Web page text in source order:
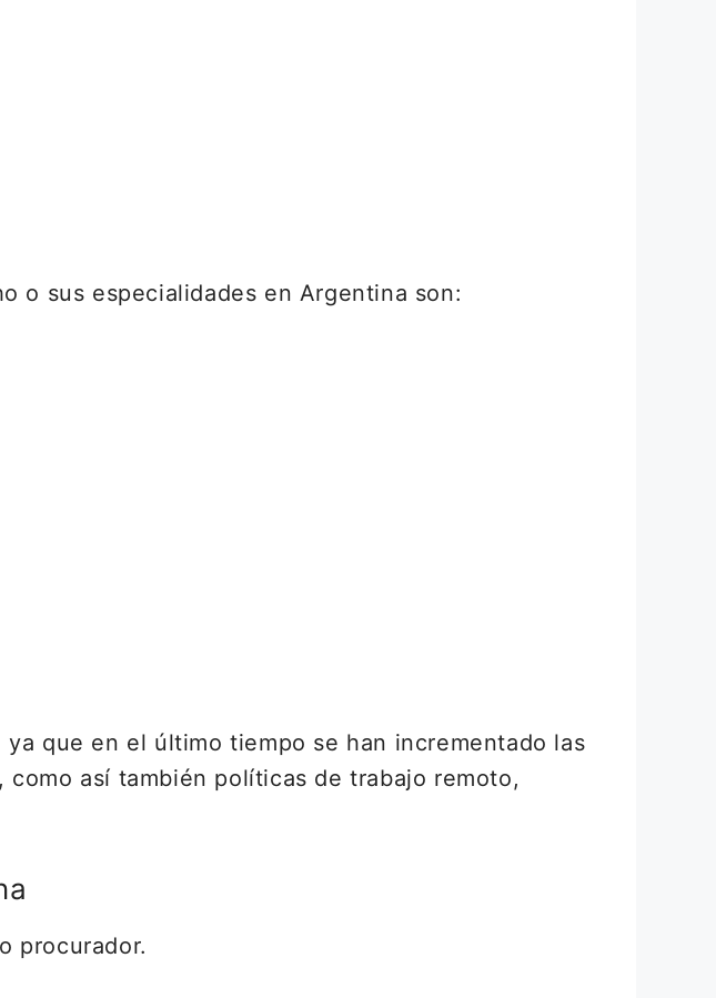
o sus especialidades en Argentina son:
que en el último tiempo se han incrementado las
así también políticas de trabajo remoto,
procurador.